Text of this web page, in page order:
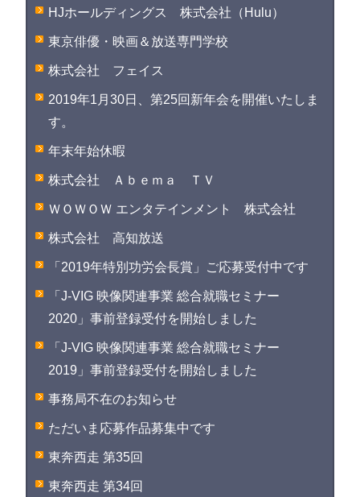
HJホールディングス 株式会社（Hulu）
東京俳優・映画＆放送専門学校
株式会社 フェイス
2019年1月30日、第25回新年会を開催いたしま
す。
年末年始休暇
株式会社 Ａｂｅｍａ ＴＶ
ＷＯＷＯＷ エンタテインメント 株式会社
株式会社 高知放送
「2019年特別功労会長賞」ご応募受付中です
「J-VIG 映像関連事業 総合就職セミナー
2020」事前登録受付を開始しました
「J-VIG 映像関連事業 総合就職セミナー
2019」事前登録受付を開始しました
事務局不在のお知らせ
ただいま応募作品募集中です
東奔西走 第35回
東奔西走 第34回